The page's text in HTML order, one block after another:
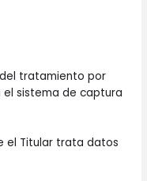
tratamiento por
sistema de captura
el Titular trata datos